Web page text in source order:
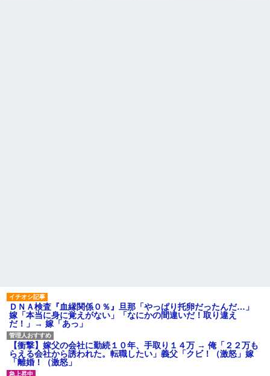
触らないでよ！」キチママ『そ
こに金庫があったから、開けて
みようとしただけ☆』義兄「泥
は出てけ！二度と来るな！」結
果・・・
私「初めて飲む味だけどなん
のお茶？」彼「ちっ！」私「」
【GIF】JSのカンチョーワロ
ＤＮＡ検査『血縁関係０％』旦那「やっぱり托卵だったんだ…」
嫁「本当に身に覚えがない」「なにかの間違いだ！取り違え
だ！」→ 嫁「あっ」
【衝撃】嫁父の会社に勤続１０年、手取り１４万 → 俺「２２万も
らえる会社から誘われた。転職したい」義父「クビ！（激怒」嫁
「離婚！（激怒」